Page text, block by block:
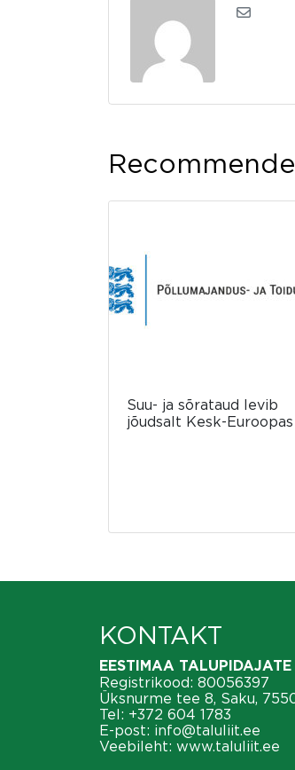
Suu- ja sõrataud levib
jõudsalt Kesk-Euroopas
KONTAKT
EESTIMAA TALUPIDAJATE
Registrikood: 80056397
Üksnurme tee 8, Saku,
Tel: +372 604 1783
E-post: info@taluliit.ee
Veebileht: www.taluliit.ee